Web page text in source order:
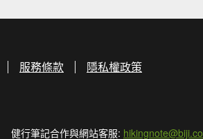
服務條款 隱私權政策
健行筆記合作與網站客服: hikingnote@biji.co